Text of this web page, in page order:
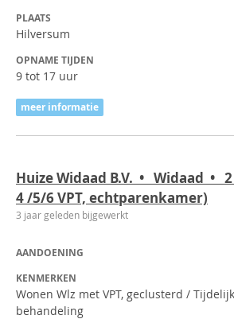
PLAATS
Hilversum
OPNAME TIJDEN
9 tot 17 uur
meer informatie
Huize Widaad B.V. • Widaad • 2
4 /5/6 VPT, echtparenkamer)
3 jaar geleden bijgewerkt
AANDOENING
KENMERKEN
Wonen Wlz met VPT, geclusterd /
behandeling